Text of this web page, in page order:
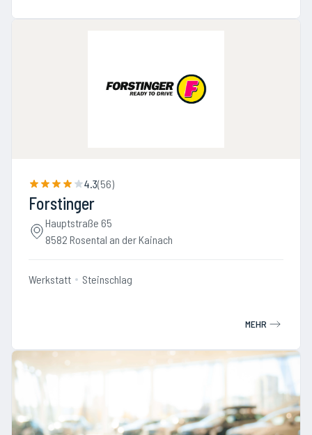
4.3(56)
Forstinger
Hauptstraße 65
8582 Rosental an der Kainach
Werkstatt Steinschlag
MEHR